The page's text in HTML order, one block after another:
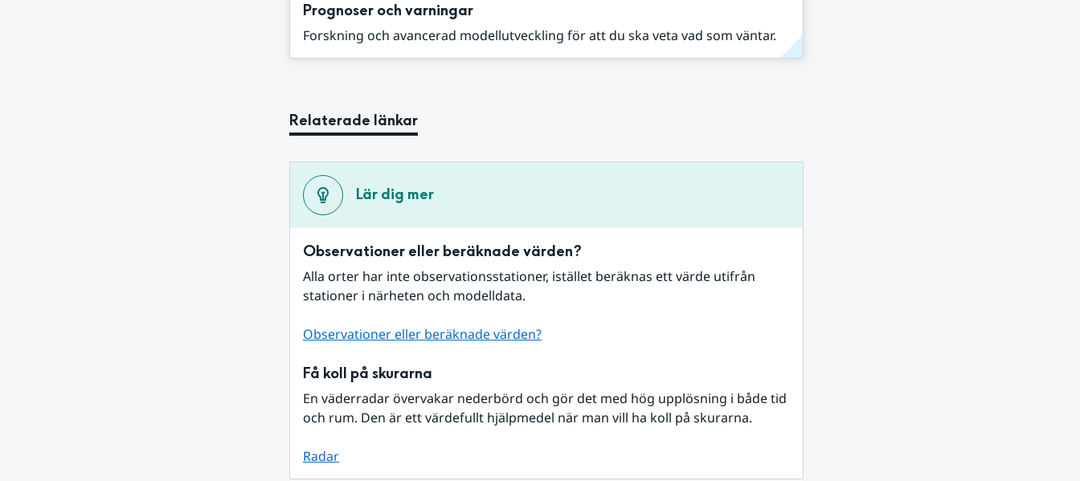
Prognoser och varningar
Forskning och avancerad modellutveckling för att du ska veta vad som väntar.
Relaterade länkar
Lär dig mer
Observationer eller beräknade värden?
Alla orter har inte observationsstationer, istället beräknas ett värde utifrån
stationer i närheten och modelldata.
Observationer eller beräknade värden?
Få koll på skurarna
En väderradar övervakar nederbörd och gör det med hög upplösning i både tid
och rum. Den är ett värdefullt hjälpmedel när man vill ha koll på skurarna.
Radar